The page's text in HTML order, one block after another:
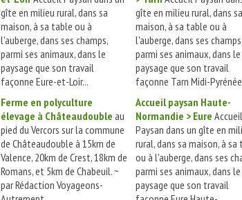
gîte en milieu rural, dans sa
maison, à sa table ou à
l'auberge, dans ses champs,
parmi ses animaux, dans le
paysage que son travail
façonne Eure-et-Loir...
gîte en milieu rural, dans sa
maison, à sa table ou à
l'auberge, dans ses champs,
parmi ses animaux, dans le
paysage que son travail
façonne Tarn Midi-
Ferme en polyculture
élevage à Châteaudouble au
pied du Vercors sur la commune
de Châteaudouble à 15km de
Valence, 20km de Crest, 18km de
Romans, et 5km de Chabeuil. ~
par Rédaction Voyageons-
Accueil paysan Haute-
Normandie > Eure Accueil
Paysan dans un gîte en
rural, dans sa maison, à
ou à l'auberge, dans ses
parmi ses animaux, dans le
paysage que son travail